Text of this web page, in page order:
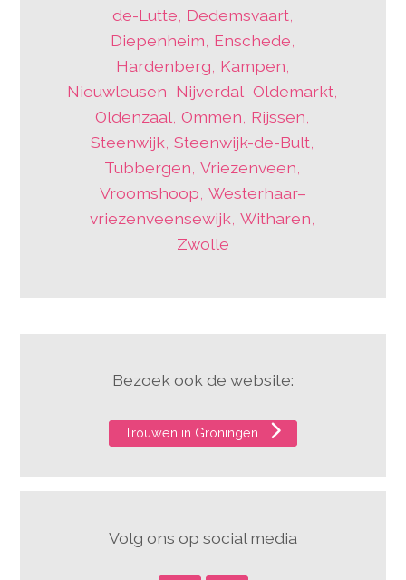
de-Lutte Dedemsvaart,
Diepenheim Enschede
Hardenberg Kampen
Nieuwleusen Nijverdal ,Oldemarkt
Oldenzaal ,Ommen Rijssen
Steenwijk ,Steenwijk-de-Bult
Tubbergen ,Vriezenveen
Vroomshoop Westerhaar–
vriezenveensewijk ,Witharen
Zwolle
Bezoek ook de website:
Trouwen in Groningen
Volg ons op social media